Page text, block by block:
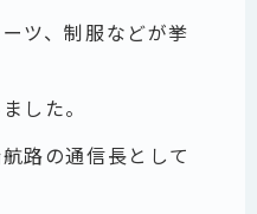
ツ、制服などが挙
した。
路の通信長として